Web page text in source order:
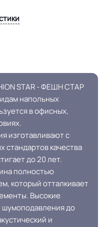
покрытие
офисы / места общего
пользования / коридоры /
STAR - ФЕШН СТАР
напольных
в офисных,
изготавливают с
качества
до 20 лет.
полностью
который отталкивает
Высокие
шумоподавления до
и